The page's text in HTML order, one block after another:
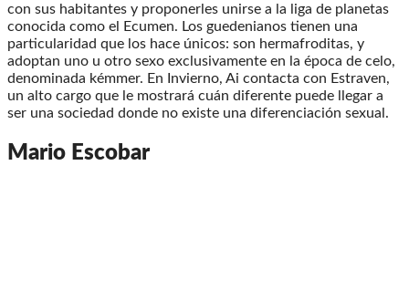
con sus habitantes y proponerles unirse a la liga de planetas
conocida como el Ecumen. Los guedenianos tienen una
particularidad que los hace únicos: son hermafroditas, y
adoptan uno u otro sexo exclusivamente en la época de celo,
denominada kémmer. En Invierno, Ai contacta con Estraven,
un alto cargo que le mostrará cuán diferente puede llegar a
ser una sociedad donde no existe una diferenciación sexual.
Mario Escobar